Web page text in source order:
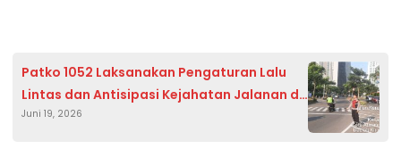
Patko 1052 Laksanakan Pengaturan Lalu
Lintas dan Antisipasi Kejahatan Jalanan di
Karet Tengsin
Juni 19, 2026